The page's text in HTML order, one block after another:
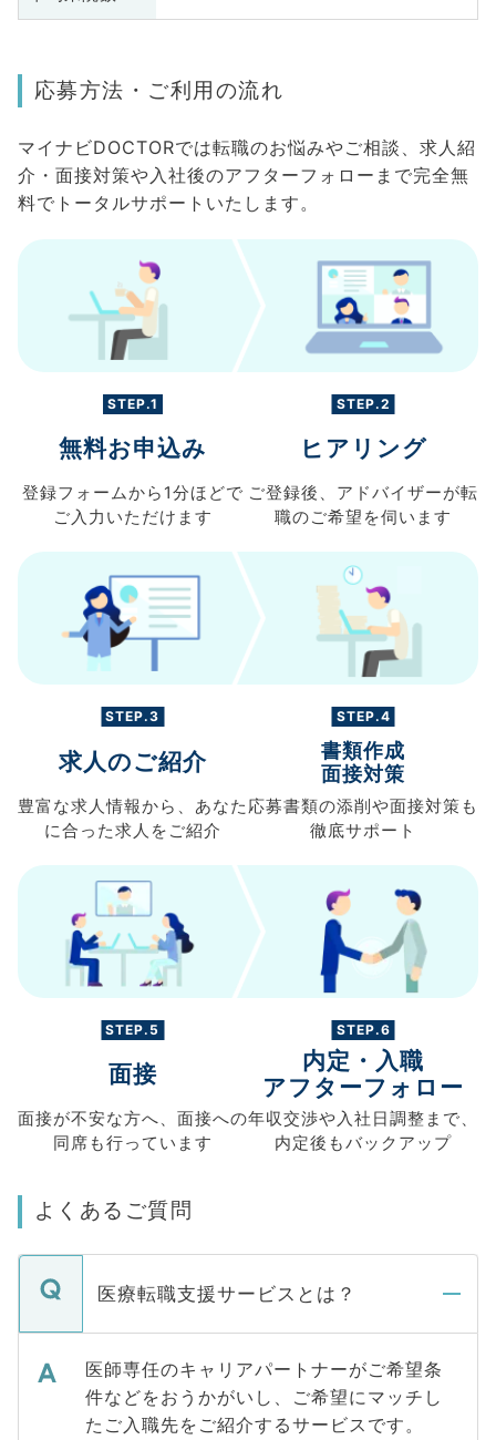
応募方法・ご利用の流れ
マイナビDOCTORでは転職のお悩みやご相談、求人紹
介・面接対策や入社後のアフターフォローまで完全無
料でトータルサポートいたします。
STEP.1
無料お申込み
登録フォームから 1分ほどで
ご入力 いただけます
STEP.2
ヒアリング
ご登録後、 アドバイザーが転
職のご希望を伺います
STEP.3
求人のご紹介
豊富な求人情報から、 あなた
に合った求人を ご紹介
STEP.4
書類作成
面接対策
応募書類の添削や面接対策も
徹底サポート
STEP.5
面接
面接が不安な方へ、 面接への
同席も行っています
STEP.6
内定・入職
アフターフォロー
年収交渉や入社日調整まで、
内定後もバックアップ
よくあるご質問
医療転職支援サービスとは？
医師専任のキャリアパートナーがご希望条
件などをおうかがいし、ご希望にマッチし
たご入職先をご紹介するサービスです。